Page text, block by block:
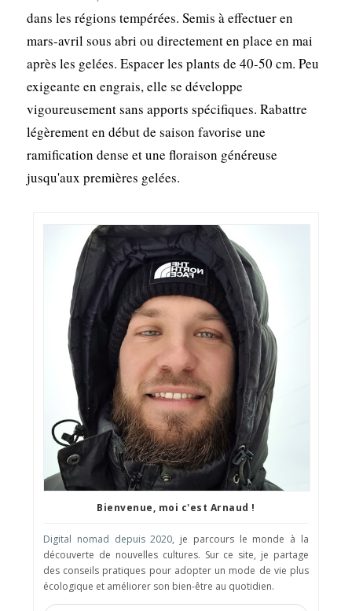
dans les régions tempérées. Semis à effectuer en
mars-avril sous abri ou directement en place en mai
après les gelées. Espacer les plants de 40-50 cm. Peu
exigeante en engrais, elle se développe
vigoureusement sans apports spécifiques. Rabattre
légèrement en début de saison favorise une
ramification dense et une floraison généreuse
jusqu'aux premières gelées.
Bienvenue, moi c'est Arnaud !
Digital nomad depuis 2020, je parcours le monde à la
découverte de nouvelles cultures. Sur ce site, je partage
des conseils pratiques pour adopter un mode de vie plus
écologique et améliorer son bien-être au quotidien.